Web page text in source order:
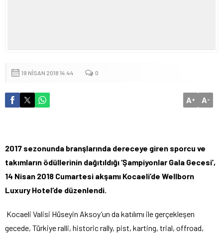
19 NISAN 2018 14:44 0
A+ A-
2017 sezonunda branşlarında dereceye giren sporcu ve
takımların ödüllerinin dağıtıldığı ‘Şampiyonlar Gala Gecesi’,
14 Nisan 2018 Cumartesi akşamı Kocaeli’de Wellborn
Luxury Hotel‘de düzenlendi.
Kocaeli Valisi Hüseyin Aksoy‘un da katılımı ile gerçekleşen
gecede, Türkiye ralli, historic rally, pist, karting, trial, offroad,